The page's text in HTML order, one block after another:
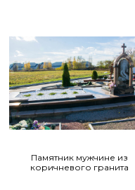
Памятник мужчине из
коричневого гранита